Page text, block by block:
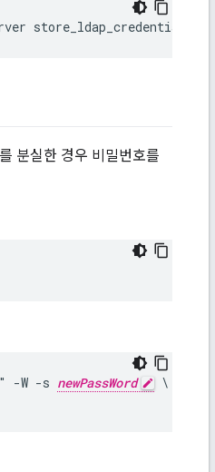
store_ldap_credentials -p
분실한 경우 비밀번호를
-W -s newPassWord
\